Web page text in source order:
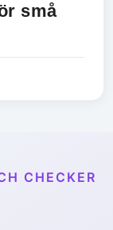
små
CHECKER